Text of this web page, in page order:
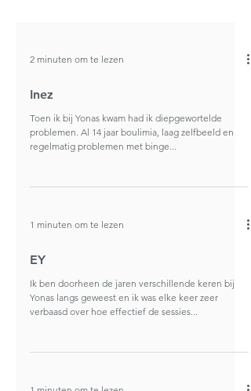
2 minuten om te lezen
Inez
Toen ik bij Yonas kwam had ik diepgewortelde
problemen. Al 14 jaar boulimia, laag zelfbeeld en
regelmatig problemen met binge...
1 minuten om te lezen
EY
Ik ben doorheen de jaren verschillende keren bij
Yonas langs geweest en ik was elke keer zeer
verbaasd over hoe effectief de sessies...